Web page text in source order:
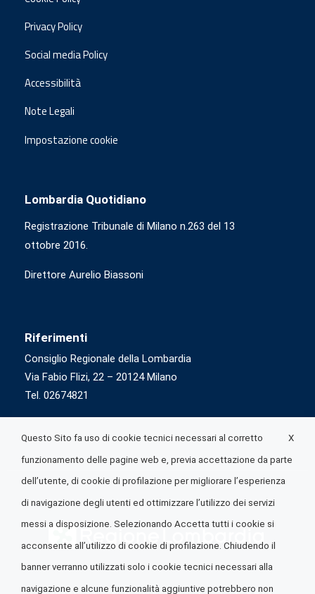
Privacy Policy
Social media Policy
Accessibilità
Note Legali
Impostazione cookie
Lombardia Quotidiano
Registrazione Tribunale di Milano n.263 del 13
ottobre 2016.
Direttore Aurelio Biassoni
Riferimenti
Consiglio Regionale della Lombardia
Via Fabio Flizi, 22 – 20124 Milano
Tel. 02674821
X
Questo Sito fa uso di cookie tecnici necessari al corretto
funzionamento delle pagine web e, previa accettazione da parte
dell’utente, di cookie di profilazione per migliorare l’esperienza
di navigazione degli utenti ed ottimizzare l’utilizzo dei servizi
messi a disposizione. Selezionando Accetta tutti i cookie si
acconsente all’utilizzo di cookie di profilazione. Chiudendo il
banner verranno utilizzati solo i cookie tecnici necessari alla
navigazione e alcune funzionalità aggiuntive potrebbero non